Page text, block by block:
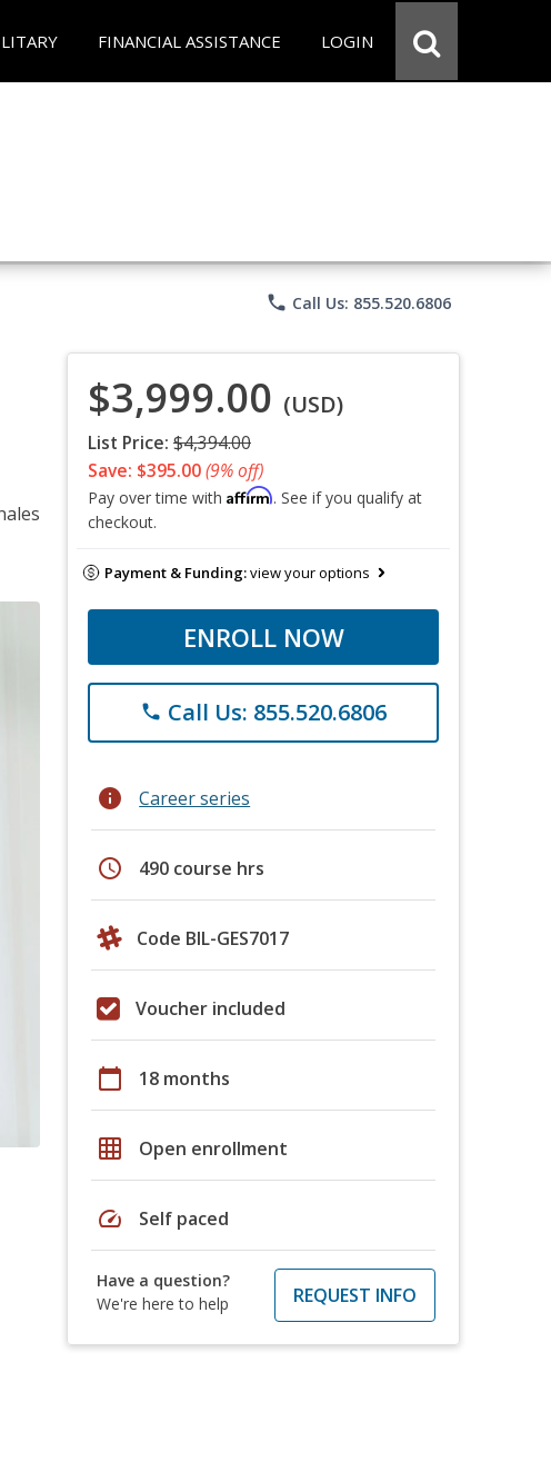
FINANCIAL ASSISTANCE LOGIN
phone Call Us: 855.520.6806
$3,999.00 (USD)
List Price: $4,394.00
Save: $395.00(9% off)
Pay over time with Affirm. See if you qualify at
checkout.
Payment & Funding:view your options
ENROLL NOW
phone Call Us: 855.520.6806
info Career series
schedule 490 course hrs
Code BIL-GES7017
Voucher included
calendar_today 18 months
grid_on Open enrollment
speed Self paced
Have a question?
We're here to help
REQUEST INFO